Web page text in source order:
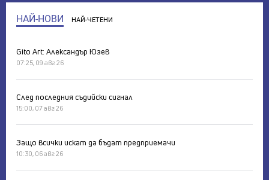
НАЙ-НОВИ НАЙ-ЧЕТЕНИ
Gito Art: Александър Юзев
07:25, 09 авг 26
След последния съдийски сигнал
15:00, 07 авг 26
Защо всички искат да бъдат предприемачи
10:30, 06 авг 26